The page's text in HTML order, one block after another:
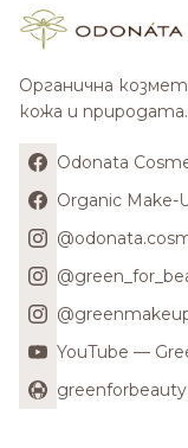
Органична
кожа и природата.
Odonata
Organic Make-
YouTube —